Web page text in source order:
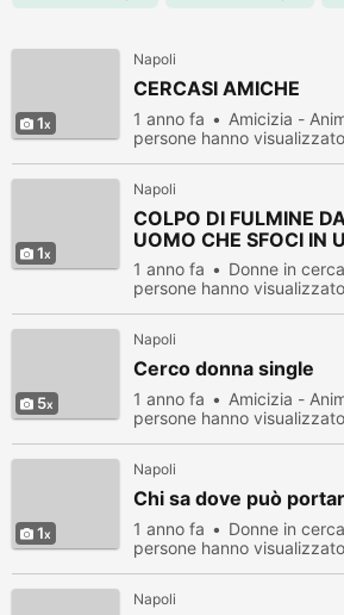
1
Napoli
CERCASI AMICHE
1 anno fa Amicizia -
persone hanno visualizzato
1
Napoli
COLPO DI FULMINE
UOMO CHE SFOCI IN
1 anno fa Donne in
persone hanno visualizzato
5
Napoli
Cerco donna single
1 anno fa Amicizia -
persone hanno visualizzato
1
Napoli
Chi sa dove può
1 anno fa Donne in
persone hanno visualizzato
Napoli